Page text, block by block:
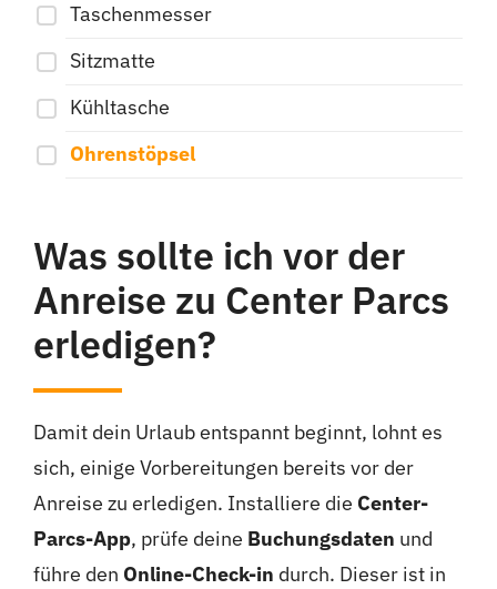
Taschenmesser
Sitzmatte
Kühltasche
Ohrenstöpsel
Was sollte ich vor der
Anreise zu Center Parcs
erledigen?
Damit dein Urlaub entspannt beginnt, lohnt es
sich, einige Vorbereitungen bereits vor der
Anreise zu erledigen. Installiere die Center-
Parcs-App, prüfe deine Buchungsdaten und
führe den Online-Check-in durch. Dieser ist in